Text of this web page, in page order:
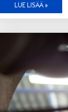
SUMUTUSTA
LUE LISÄÄ »